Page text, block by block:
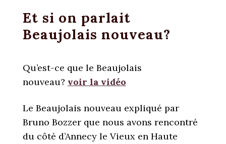
Et si on parlait
Beaujolais nouveau?
Qu’est-ce que le Beaujolais
nouveau? voir la vidéo
Le Beaujolais nouveau expliqué par
Bruno Bozzer que nous avons rencontré
du côté d’Annecy le Vieux en Haute